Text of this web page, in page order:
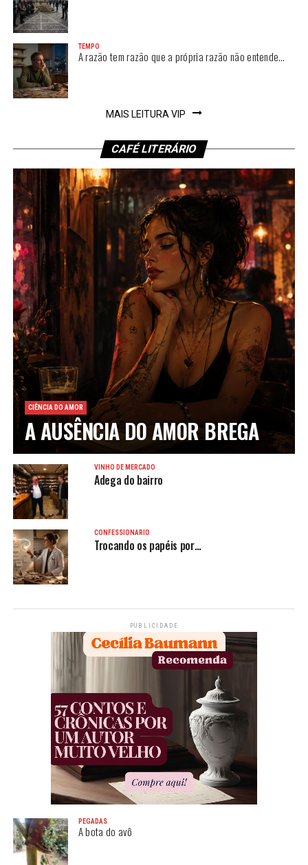
TEMPO
A razão tem razão que a própria razão não entende…
MAIS LEITURA VIP
CAFÉ LITERÁRIO
CIÊNCIA DO AMOR
A AUSÊNCIA DO AMOR BREGA
VINHO DE MERCADO
Adega do bairro
CONFESSIONÁRIO
Trocando os papéis por…
PUBLICIDADE
PEGADAS
A bota do avô